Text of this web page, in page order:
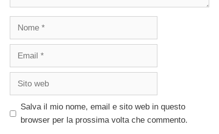
Nome
Email
Sito
Salva il mio nome, email e sito web in questo
browser per la prossima volta che commento.